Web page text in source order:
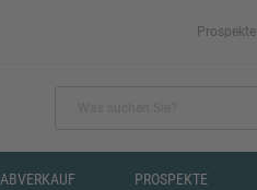
Prospekte
ABVERKAUF PROSPEKTE